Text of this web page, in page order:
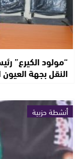
“مولود الكيرع”
النقل بجهة
أنشطة حزبية